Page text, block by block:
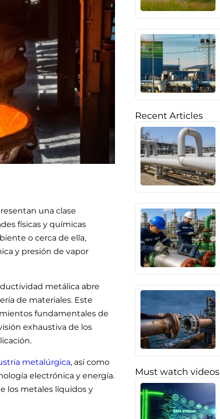
una clase
físicas y químicas
o cerca de ella,
y presión de vapor
metálica abre
de materiales. Este
fundamentales de
exhaustiva de los
metalúrgica, así como
electrónica y energía.
los metales líquidos y
Recent Articles
Must watch videos